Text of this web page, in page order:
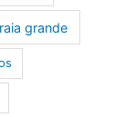
grande